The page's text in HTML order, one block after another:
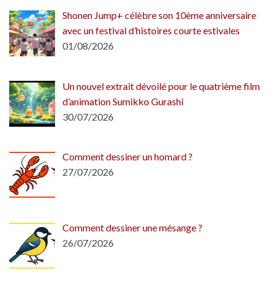
Shonen Jump+ célèbre son 10ème anniversaire
avec un festival d’histoires courte estivales
01/08/2026
Un nouvel extrait dévoilé pour le quatrième film
d’animation Sumikko Gurashi
30/07/2026
Comment dessiner un homard ?
27/07/2026
Comment dessiner une mésange ?
26/07/2026